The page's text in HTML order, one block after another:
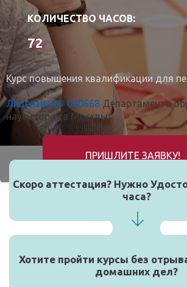
КОЛИЧЕСТВО ЧАСОВ:
72
Курс повышения квалификации для
Лицензия № 040668 Департамента
науки города Москвы.
ПРИШЛИТЕ ЗАЯВКУ!
Скоро аттестация? Нужно
часа?
Хотите пройти курсы без
домашних дел?